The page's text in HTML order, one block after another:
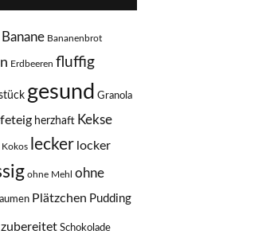
Banane Bananenbrot
Erdbeeren fluffig
gesund Granola
herzhaft Kekse
Kokos lecker locker
ohne Mehl
ohne
Plätzchen Pudding
Schokolade